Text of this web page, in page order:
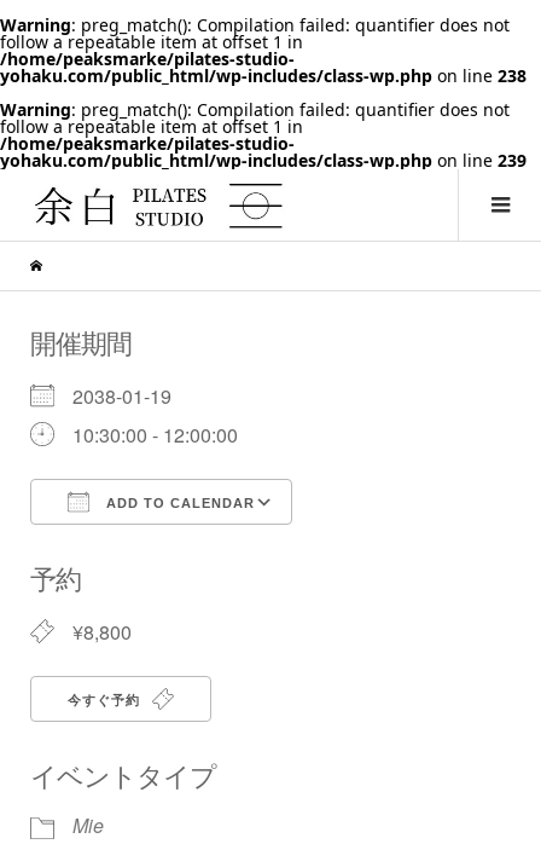
Warning: preg_match(): Compilation failed: quantifier does not
follow a repeatable item at offset 1 in
/home/peaksmarke/pilates-studio-
yohaku.com/public_html/wp-includes/class-wp.php on line 238
Warning: preg_match(): Compilation failed: quantifier does not
follow a repeatable item at offset 1 in
/home/peaksmarke/pilates-studio-
yohaku.com/public_html/wp-includes/class-wp.php on line 239
開催期間
2038-01-19
10:30:00 - 12:00:00
ADD TO CALENDAR
予約
¥8,800
今すぐ予約
イベントタイプ
Mie